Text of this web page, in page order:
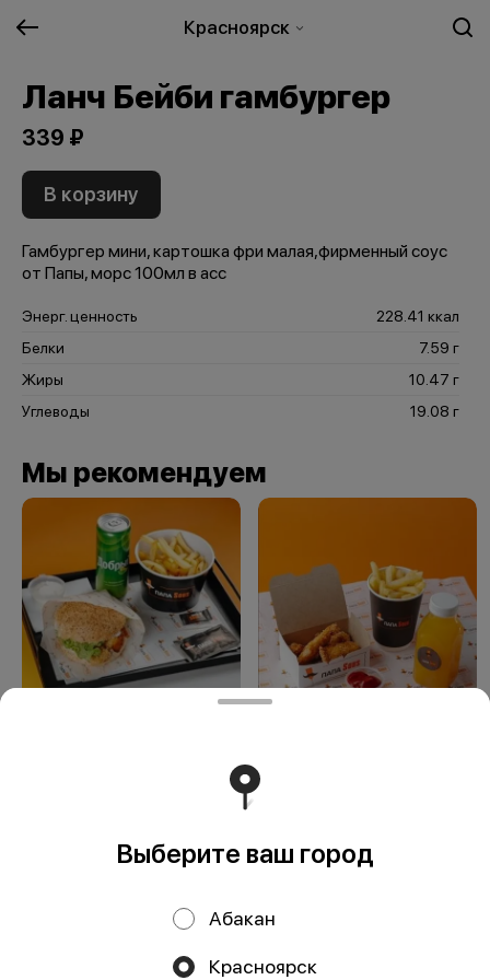
Красноярск
Ланч Бейби гамбургер
339 ₽
В корзину
Гамбургер мини, картошка фри малая,фирменный соус
от Папы, морс 100мл в асс
Энерг. ценность
228.41 ккал
Белки
7.59 г
Жиры
10.47 г
Углеводы
19.08 г
Мы рекомендуем
Политика конфиденциальности
Выберите ваш город
Абакан
Красноярск